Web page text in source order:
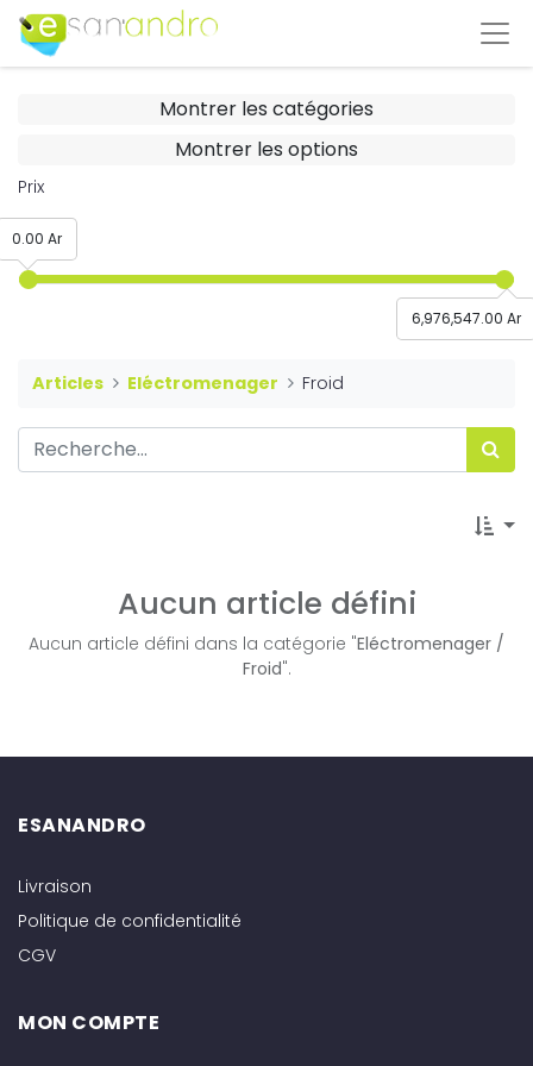
Montrer les catégories
Montrer les options
Prix
6,976,547.00 Ar
0.00 Ar
Articles Eléctromenager Froid
Aucun article défini
Aucun article défini dans la catégorie "Eléctromenager /
Froid".
ESANANDRO
Livraison
Politique de confidentialité
CGV
MON COMPTE